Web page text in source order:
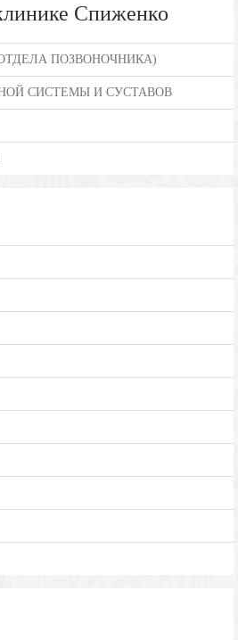
Спиженко
ПОЗВОНОЧНИКА)
СИСТЕМЫ И СУСТАВОВ